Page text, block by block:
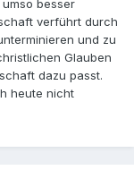
besser
verführt durch
und zu
Glauben
dazu passt.
heute nicht